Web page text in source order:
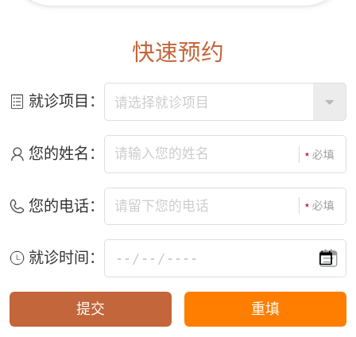
快速预约
就诊项目：
您的姓名：
您的电话：
就诊时间：